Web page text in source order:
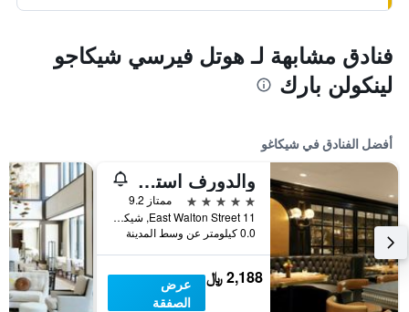
فنادق مشابهة لـ هوتل فيرسي شيكاجو
لينكولن بارك
أفضل الفنادق في شيكاغو
والدورف استوريا شيكاغو
5 نجوم
ممتاز 9.2
11 East Walton Street, شيكاغو, IL, الولايات المتحدة الأميريكية
0.0 كيلومتر عن وسط المدينة
2,188 ﷼
عرض
الصفقة